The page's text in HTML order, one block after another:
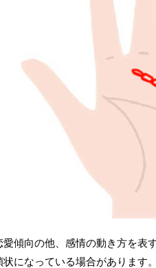
傾向の他、感情の動き方を表
になっている場合があります。